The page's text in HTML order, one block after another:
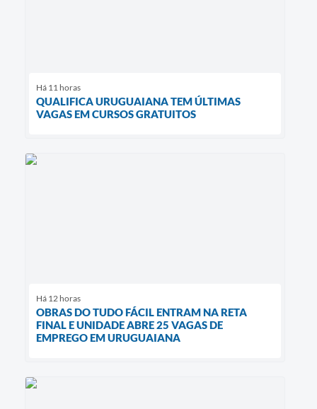
Há 11 horas
QUALIFICA URUGUAIANA TEM ÚLTIMAS
VAGAS EM CURSOS GRATUITOS
Há 12 horas
OBRAS DO TUDO FÁCIL ENTRAM NA RETA
FINAL E UNIDADE ABRE 25 VAGAS DE
EMPREGO EM URUGUAIANA